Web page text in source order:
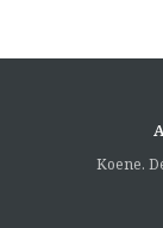
Koene.